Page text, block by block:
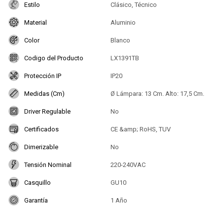
Estilo Clásico, Técnico
Material Aluminio
Color Blanco
Codigo del Producto LX1391TB
Protección IP IP20
Medidas (Cm) Ø Lámpara: 13 Cm. Alto: 17,5 Cm.
Driver Regulable No
Certificados CE &amp; RoHS, TUV
Dimerizable No
Tensión Nominal 220-240VAC
Casquillo GU10
Garantía 1 Año